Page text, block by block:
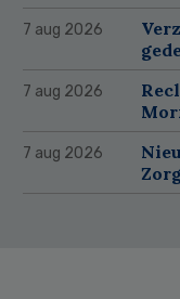
7 aug 2026
7 aug 2026
7 aug 2026